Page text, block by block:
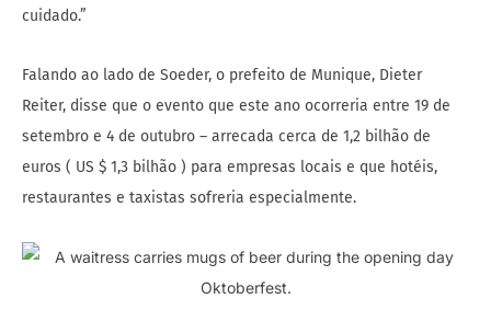
cuidado.”
Falando ao lado de Soeder, o prefeito de Munique, Dieter
Reiter, disse que o evento que este ano ocorreria entre 19 de
setembro e 4 de outubro – arrecada cerca de 1,2 bilhão de
euros ( US $ 1,3 bilhão ) para empresas locais e que hotéis,
restaurantes e taxistas sofreria especialmente.